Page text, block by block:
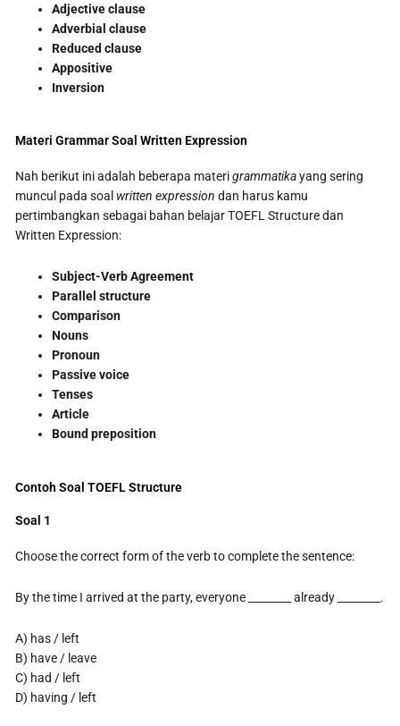
Adjective clause
Adverbial clause
Reduced clause
Appositive
Inversion
Materi Grammar Soal Written Expression
Nah berikut ini adalah beberapa materigrammatikayang sering
muncul pada soal written expressiondan harus kamu
pertimbangkan sebagai bahan belajar TOEFL Structure dan
Written Expression:
Subject-Verb Agreement
Parallel structure
Comparison
Nouns
Pronoun
Passive voice
Tenses
Article
Bound preposition
Contoh Soal TOEFL Structure
Soal 1
Choose the correct form of the verb to complete the sentence:
By the time I arrived at the party, everyone ________ already ________.
A) has / left
B) have / leave
C) had / left
D) having / left